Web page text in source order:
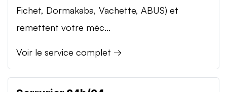
Fichet, Dormakaba, Vachette, ABUS) et
remettent votre méc...
Voir le service complet →